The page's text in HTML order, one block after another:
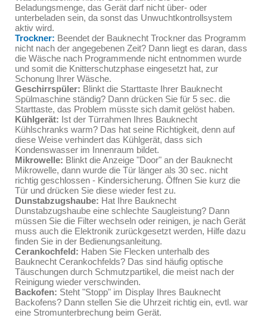
Beladungsmenge, das Gerät darf nicht über- oder
unterbeladen sein, da sonst das Unwuchtkontrollsystem
aktiv wird.
Trockner: Beendet der Bauknecht Trockner das Programm
nicht nach der angegebenen Zeit? Dann liegt es daran, dass
die Wäsche nach Programmende nicht entnommen wurde
und somit die Knitterschutzphase eingesetzt hat, zur
Schonung Ihrer Wäsche.
Geschirrspüler: Blinkt die Starttaste Ihrer Bauknecht
Spülmaschine ständig? Dann drücken Sie für 5 sec. die
Starttaste, das Problem müsste sich damit gelöst haben.
Kühlgerät: Ist der Türrahmen Ihres Bauknecht
Kühlschranks warm? Das hat seine Richtigkeit, denn auf
diese Weise verhindert das Kühlgerät, dass sich
Kondenswasser im Innenraum bildet.
Mikrowelle: Blinkt die Anzeige "Door" an der Bauknecht
Mikrowelle, dann wurde die Tür länger als 30 sec. nicht
richtig geschlossen - Kindersicherung. Öffnen Sie kurz die
Tür und drücken Sie diese wieder fest zu.
Dunstabzugshaube: Hat Ihre Bauknecht
Dunstabzugshaube eine schlechte Saugleistung? Dann
müssen Sie die Filter wechseln oder reinigen, je nach Gerät
muss auch die Elektronik zurückgesetzt werden, Hilfe dazu
finden Sie in der Bedienungsanleitung.
Cerankochfeld: Haben Sie Flecken unterhalb des
Bauknecht Cerankochfelds? Das sind häufig optische
Täuschungen durch Schmutzpartikel, die meist nach der
Reinigung wieder verschwinden.
Backofen: Steht "Stopp" im Display Ihres Bauknecht
Backofens? Dann stellen Sie die Uhrzeit richtig ein, evtl. war
eine Stromunterbrechung beim Gerät.